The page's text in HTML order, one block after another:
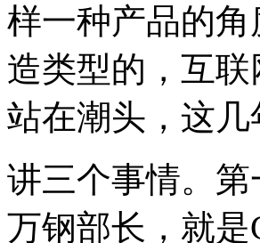
样一种产品的
造类型的，互
站在潮头，这
讲三个事情。
万钢部长，就